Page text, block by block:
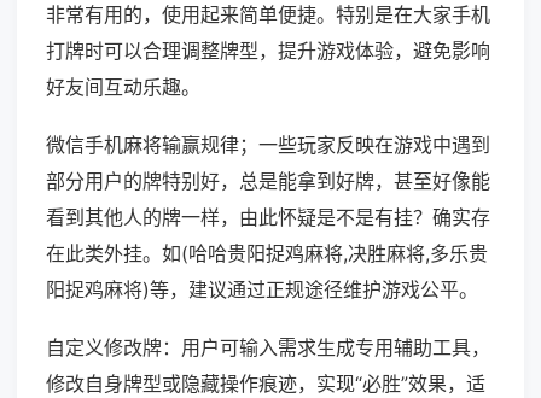
非常有用的，使用起来简单便捷。特别是在大家手机
打牌时可以合理调整牌型，提升游戏体验，避免影响
好友间互动乐趣。
微信手机麻将输赢规律；一些玩家反映在游戏中遇到
部分用户的牌特别好，总是能拿到好牌，甚至好像能
看到其他人的牌一样，由此怀疑是不是有挂？确实存
在此类外挂。如(哈哈贵阳捉鸡麻将,决胜麻将,多乐贵
阳捉鸡麻将)等，建议通过正规途径维护游戏公平。
自定义修改牌：用户可输入需求生成专用辅助工具，
修改自身牌型或隐藏操作痕迹，实现“必胜”效果，适